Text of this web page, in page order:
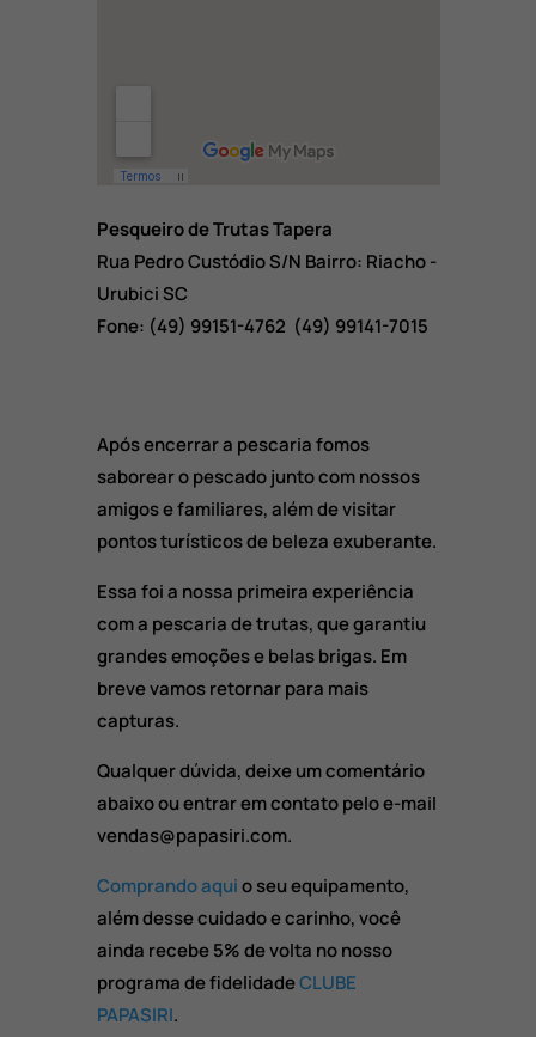
Pesqueiro de Trutas Tapera
Rua Pedro Custódio S/N Bairro: Riacho -
Urubici SC
Fone: (49) 99151-4762 (49) 99141-7015
Após encerrar a pescaria fomos
saborear o pescado junto com nossos
amigos e familiares, além de visitar
pontos turísticos de beleza exuberante.
Essa foi a nossa primeira experiência
com a pescaria de trutas, que garantiu
grandes emoções e belas brigas. Em
breve vamos retornar para mais
capturas.
Qualquer dúvida, deixe um comentário
abaixo ou entrar em contato pelo e-mail
vendas@papasiri.com.
Comprando aquio seu equipamento,
além desse cuidado e carinho, você
ainda recebe 5% de volta no nosso
programa de fidelidadeCLUBE
PAPASIRI.